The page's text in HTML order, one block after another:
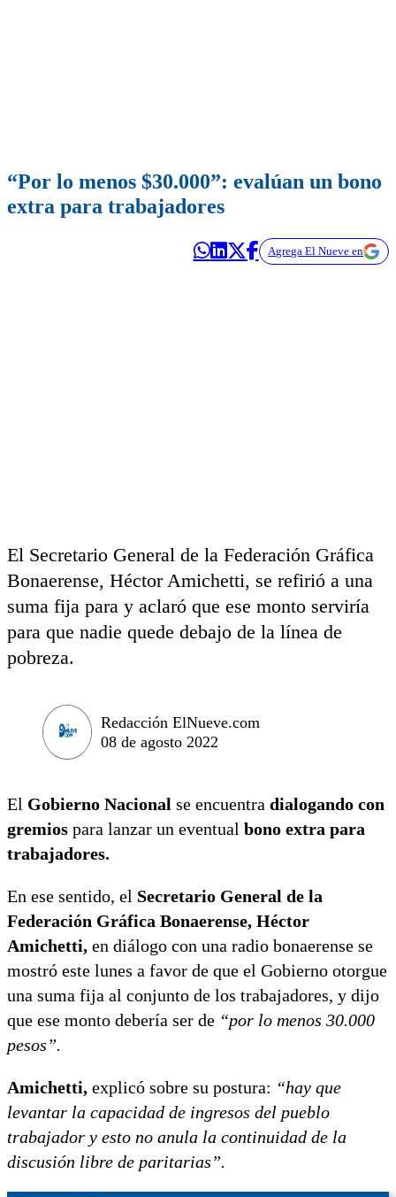
“Por lo menos $30.000”: evalúan un bono
extra para trabajadores
Agrega El Nueve en
El Secretario General de la Federación Gráfica
Bonaerense, Héctor Amichetti, se refirió a una
suma fija para y aclaró que ese monto serviría
para que nadie quede debajo de la línea de
pobreza.
Redacción ElNueve.com
08 de agosto 2022
El Gobierno Nacional se encuentra dialogando con
gremios para lanzar un eventual bono extra para
trabajadores.
En ese sentido, el Secretario General de la
Federación Gráfica Bonaerense, Héctor
Amichetti, en diálogo con una radio bonaerense se
mostró este lunes a favor de que el Gobierno otorgue
una suma fija al conjunto de los trabajadores, y dijo
que ese monto debería ser de “por lo menos 30.000
pesos”.
Amichetti, explicó sobre su postura: “hay que
levantar la capacidad de ingresos del pueblo
trabajador y esto no anula la continuidad de la
discusión libre de paritarias”.